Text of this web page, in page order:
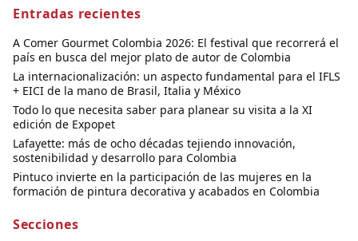
Entradas recientes
A Comer Gourmet Colombia 2026: El festival que recorrerá el
país en busca del mejor plato de autor de Colombia
La internacionalización: un aspecto fundamental para el IFLS
+ EICI de la mano de Brasil, Italia y México
Todo lo que necesita saber para planear su visita a la XI
edición de Expopet
Lafayette: más de ocho décadas tejiendo innovación,
sostenibilidad y desarrollo para Colombia
Pintuco invierte en la participación de las mujeres en la
formación de pintura decorativa y acabados en Colombia
Secciones